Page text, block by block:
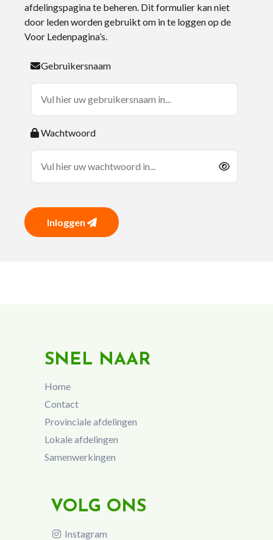
afdelingspagina te beheren. Dit formulier kan niet
door leden worden gebruikt om in te loggen op de
Voor Ledenpagina’s.
Gebruikersnaam
Wachtwoord
Inloggen
SNEL NAAR
Home
Contact
Provinciale afdelingen
Lokale afdelingen
Samenwerkingen
VOLG ONS
Instagram